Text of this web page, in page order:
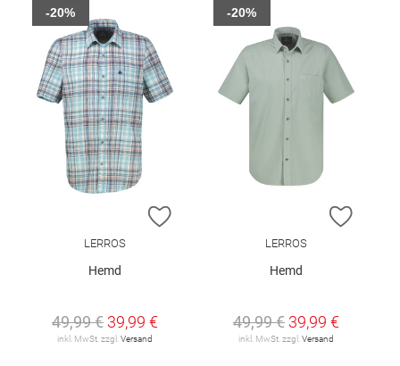
ZUR WUNSCHLISTE HINZUFÜGEN
LERROS
Hemd
49,99 € 39,99 €
inkl. MwSt. zzgl. Versand
-20%
ZUR
LERROS
Hemd
49,99 € 39,99 €
inkl. MwSt. zzgl. Versand
-20%